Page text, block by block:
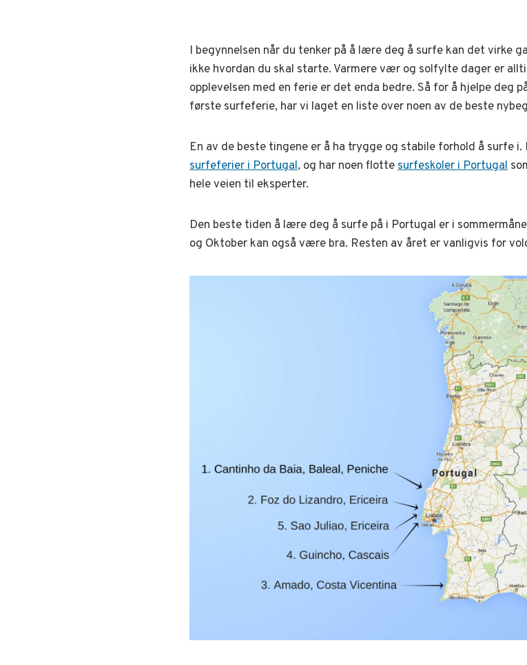
I begynnelsen når du tenker på å lære deg å surfe kan det virke
ikke hvordan du skal starte. Varmere vær og solfylte dager er
opplevelsen med en ferie er det enda bedre. Så for å hjelpe deg
første surfeferie, har vi laget en liste over noen av de beste
En av de beste tingene er å ha trygge og stabile forhold å surfe
surfeferier i Portugal, og har noen flottesurfeskoler i Portugal
hele veien til eksperter.
Den beste tiden å lære deg å surfe på i Portugal er i
og Oktober kan også være bra. Resten av året er vanligvis for